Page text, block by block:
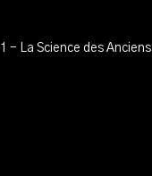
1 - La Science des Anciens